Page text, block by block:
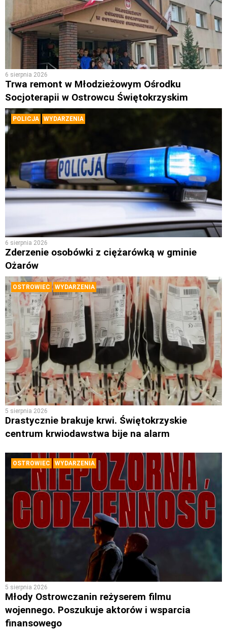
6 sierpnia 2026
Trwa remont w Młodzieżowym Ośrodku
Socjoterapii w Ostrowcu Świętokrzyskim
POLICJA WYDARZENIA
6 sierpnia 2026
Zderzenie osobówki z ciężarówką w gminie
Ożarów
OSTROWIEC WYDARZENIA
5 sierpnia 2026
Drastycznie brakuje krwi. Świętokrzyskie
centrum krwiodawstwa bije na alarm
OSTROWIEC WYDARZENIA
5 sierpnia 2026
Młody Ostrowczanin reżyserem filmu
wojennego. Poszukuje aktorów i wsparcia
finansowego